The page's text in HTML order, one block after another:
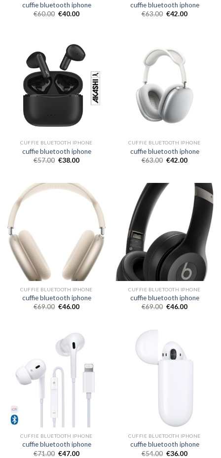
cuffie bluetooth iphone
€60.00 €40.00
cuffie bluetooth iphone
€63.00 €42.00
CUFFIE BLUETOOTH IPHONE
cuffie bluetooth iphone
€57.00 €38.00
CUFFIE BLUETOOTH IPHONE
cuffie bluetooth iphone
€63.00 €42.00
CUFFIE BLUETOOTH IPHONE
cuffie bluetooth iphone
€69.00 €46.00
CUFFIE BLUETOOTH IPHONE
cuffie bluetooth iphone
€69.00 €46.00
CUFFIE BLUETOOTH IPHONE
cuffie bluetooth iphone
€71.00 €47.00
CUFFIE BLUETOOTH IPHONE
cuffie bluetooth iphone
€54.00 €36.00